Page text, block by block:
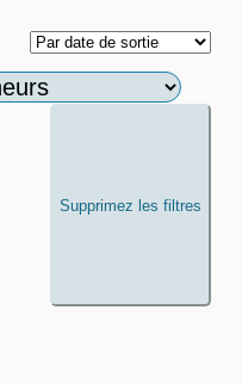
Supprimez les filtres